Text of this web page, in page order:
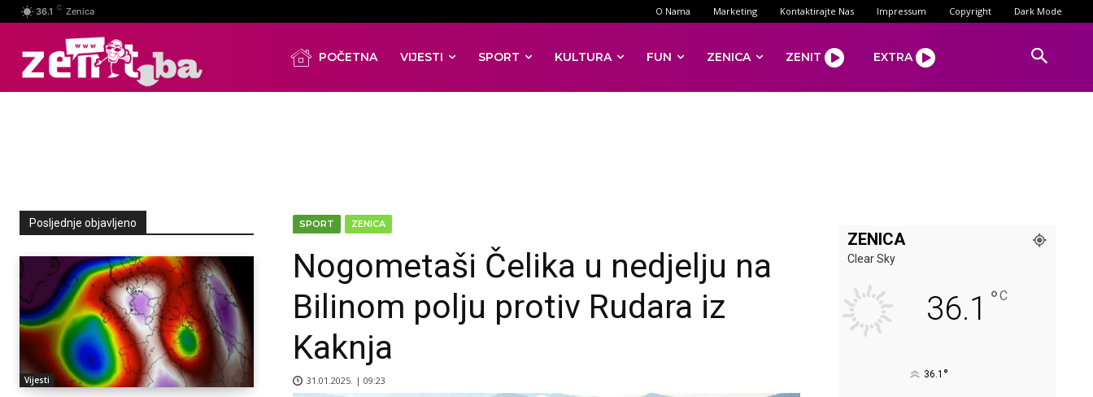
36.1 C Zenica O Nama Marketing Kontaktirajte Nas Impressum Copyright Dark Mode
POČETNA VIJESTI SPORT KULTURA FUN ZENICA ZENIT EXTRA
Posljednje objavljeno
Vijesti
SPORT ZENICA
Nogometaši Čelika u nedjelju na
Bilinom polju protiv Rudara iz
Kaknja
31.01.2025. | 09:23
ZENICA
Clear Sky
36.1 °C
36.1 °